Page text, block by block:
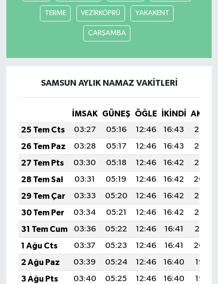
TERME VEZİRKÖPRÜ YAKAKENT
ÇARŞAMBA
SAMSUN AYLIK NAMAZ VAKITLERI
İMSAK GÜNEŞ ÖĞLE İKINDI
25 Tem Cts
03:27 05:16 12:46 16:43
20:07
26 Tem Paz
03:28 05:17 12:46 16:43
20:06
27 Tem Pts
03:30 05:18 12:46 16:42
20:05
28 Tem Sal
03:31 05:19 12:46 16:42
20:04
29 Tem Çar
03:33 05:20 12:46 16:42
20:03
30 Tem Per
03:34 05:21 12:46 16:42
20:02
31 Tem Cum
03:36 05:22 12:46 16:41
20:01
1 Ağu Cts
03:37 05:23 12:46 16:41
20:00
2 Ağu Paz
03:39 05:24 12:46 16:40
19:58
3 Ağu Pts
03:40 05:25 12:46 16:40
19:57